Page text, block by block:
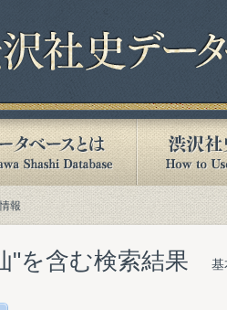
報
"を含む検索結果 基